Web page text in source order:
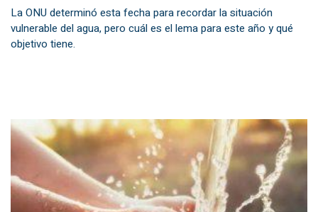
La ONU determinó esta fecha para recordar la situación
vulnerable del agua, pero cuál es el lema para este año y qué
objetivo tiene.